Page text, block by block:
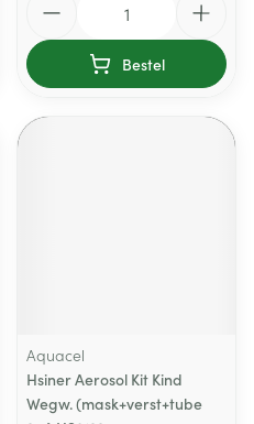
Bestel
Aquacel
Hsiner Aerosol Kit Kind
Wegw. (mask+verst+tube